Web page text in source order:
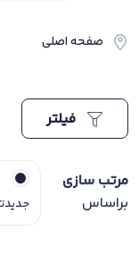
صفحه اصلی
مرتب سازی
براساس